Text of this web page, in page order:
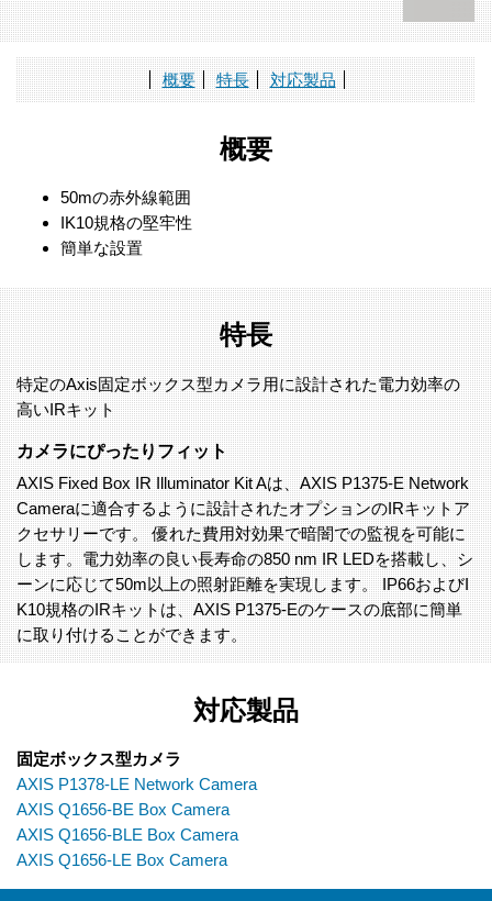
概要 特長 対応製品
概要
50mの赤外線範囲
IK10規格の堅牢性
簡単な設置
特長
特定のAxis固定ボックス型カメラ用に設計された電力効率の
高いIRキット
カメラにぴったりフィット
AXIS Fixed Box IR Illuminator Kit Aは、AXIS P1375-E Network
Cameraに適合するように設計されたオプションのIRキットア
クセサリーです。 優れた費用対効果で暗闇での監視を可能に
します。電力効率の良い長寿命の850 nm IR LEDを搭載し、シ
ーンに応じて50m以上の照射距離を実現します。 IP66およびI
K10規格のIRキットは、AXIS P1375-Eのケースの底部に簡単
に取り付けることができます。
対応製品
固定ボックス型カメラ
AXIS P1378-LE Network Camera
AXIS Q1656-BE Box Camera
AXIS Q1656-BLE Box Camera
AXIS Q1656-LE Box Camera